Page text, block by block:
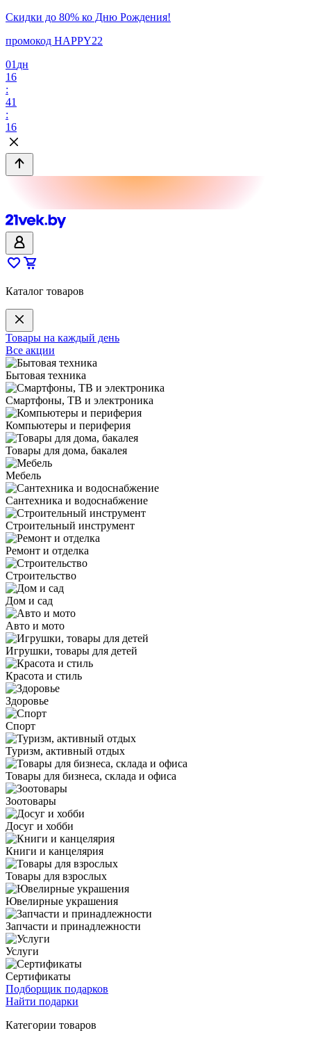
Скидки до 80% ко Дню Рождения!
промокод HAPPY22
01 дн
16
:
41
:
16
Каталог товаров
Товары на каждый день
Все акции
Бытовая техника
Смартфоны, ТВ и электроника
Компьютеры и периферия
Товары для дома, бакалея
Мебель
Сантехника и водоснабжение
Строительный инструмент
Ремонт и отделка
Строительство
Дом и сад
Авто и мото
Игрушки, товары для детей
Красота и стиль
Здоровье
Спорт
Туризм, активный отдых
Товары для бизнеса, склада и офиса
Зоотовары
Досуг и хобби
Книги и канцелярия
Товары для взрослых
Ювелирные украшения
Запчасти и принадлежности
Услуги
Сертификаты
Подборщик подарков
Найти подарки
Категории товаров